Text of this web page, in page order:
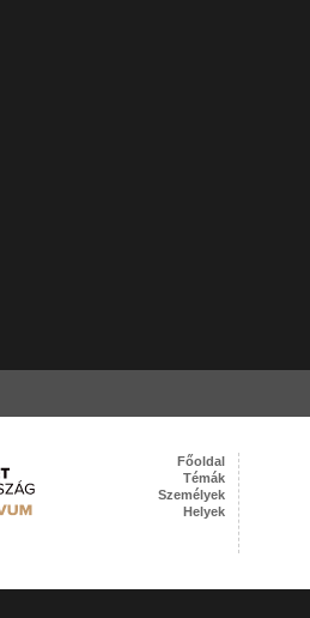
Főoldal
Témák
Személyek
Helyek